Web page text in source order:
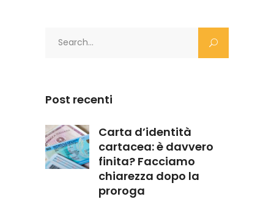
Post recenti
Carta d’identità
cartacea: è davvero
finita? Facciamo
chiarezza dopo la
proroga